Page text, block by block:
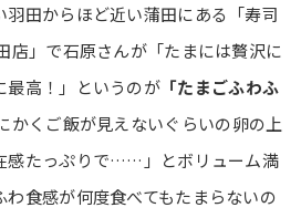
田からほど近い蒲田にある「寿司
店」で石原さんが「たまには贅沢に
最高！」というのが 「たまごふわふ
かくご飯が見えないぐらいの卵の上
感たっぷりで……」とボリューム満
食感が何度食べてもたまらないの